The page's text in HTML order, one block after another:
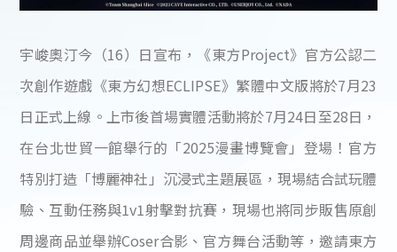
宇峻奧汀今（16）日宣布，《東方Project》官方公認二
次創作遊戲《東方幻想ECLIPSE》繁體中文版將於7月23
日正式上線。上市後首場實體活動將於7月24日至28日，
在台北世貿一館舉行的「2025漫畫博覽會」登場！官方
特別打造「博麗神社」沉浸式主題展區，現場結合試玩體
驗、互動任務與1v1射擊對抗賽，現場也將同步販售原創
周邊商品並舉辦Coser合影、官方舞台活動等，邀請東方